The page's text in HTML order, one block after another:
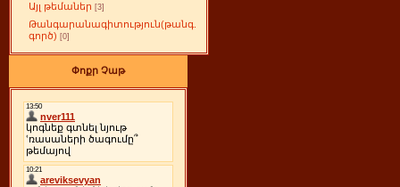
Այլ թեմաներ [3]
Թանգարանագիտություն(թանգ.
գործ) [0]
Փոքր Չաթ